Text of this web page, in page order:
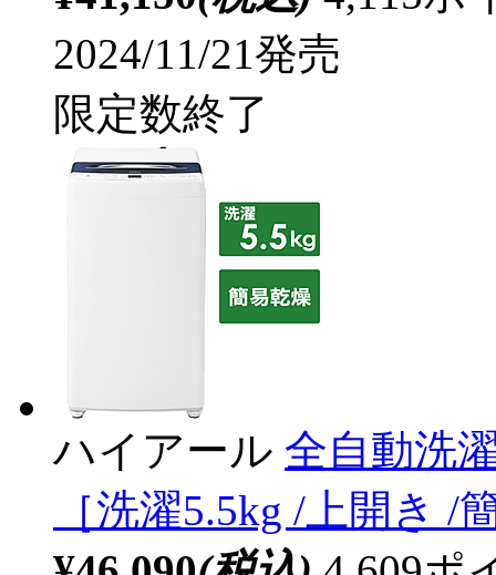
2024/11/21発売
限定数終了
ハイアール 全自動洗
［洗濯5.5kg /上開き /